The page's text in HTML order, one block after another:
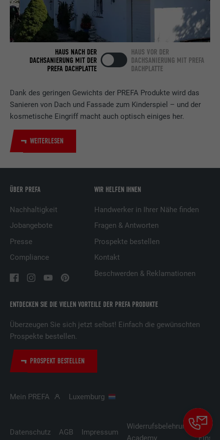
Dank des geringen Gewichts der PREFA Produkte wird das
Sanieren von Dach und Fassade zum Kinderspiel – und der
kosmetische Eingriff macht auch optisch einiges her.
WEITERLESEN
HAUS NACH DER
DACHSANIERUNG MIT DER
PREFA DACHPLATTE
HAUS VOR DER
DACHSANIERUNG MIT PREFA
DACHPLATTE
ENTDECKEN SIE DIE VIELEN VORTEILE DER PREFA PRODUKTE
Überzeugen Sie sich jetzt selbst! Einfach die gewünschten
Prospekte bestellen.
PROSPEKT BESTELLEN
ÜBER PREFA
Nachhaltigkeit
Jobangebote
Presse
Compliance
WIR HELFEN IHNEN
Handwerker in Ihrer Nähe finden
Fragen & Antworten
Prospekte bestellen
Kontakt
Beschwerden & Reklamationen
Mein PREFA Luxemburg
Datenschutz AGB Impressum
Widerrufsbelehrung
Zweck
Verwendet vom Social-Networking-Dienst
LinkedIn für die Verfolgung der
Verwendung von eingebetteten
Dienstleistungen.
Anbieter LinkedIn
Laufzeit 2 Jahre
Zweck
Verwendet vom Social-Networking-Dienst
Dienstleistungen.
Anbieter
Laufzeit
Zweck
relevante Werbung basierend auf den
präsentieren.
Name lidc
Verwendet vom Social-Networking-Dienst